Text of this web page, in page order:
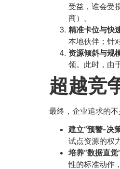
受益，谁会受
商）。
精准卡位与快
本地伙伴；针
资源倾斜与规
领。此时，由
超越竞
最终，企业追求的
建立“预警-决
试点资源的权
培养“数据直
性的标准动作